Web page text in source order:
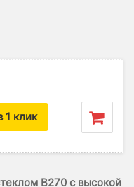
1 клик
B270 с высокой